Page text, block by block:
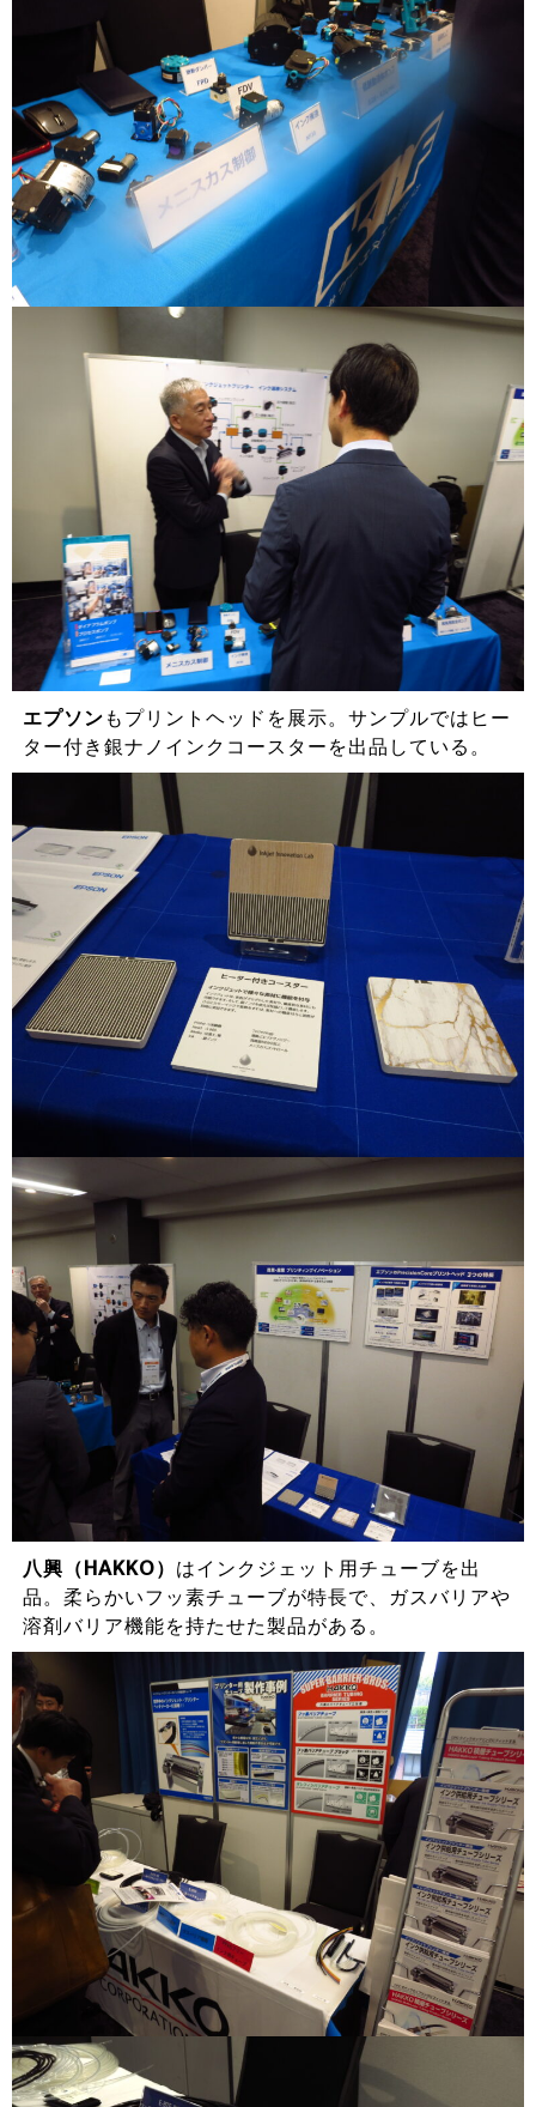
エプソン もプリントヘッドを展示。サンプルではヒー
ター付き銀ナノインクコースターを出品している。
八興（HAKKO） はインクジェット用チューブを出
品。柔らかいフッ素チューブが特長で、ガスバリアや
溶剤バリア機能を持たせた製品がある。